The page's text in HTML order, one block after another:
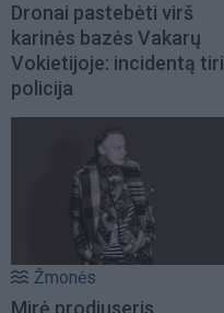
Dronai pastebėti virš
karinės bazės Vakarų
Vokietijoje: incidentą
policija
Žmonės
Mirė prodiuseris